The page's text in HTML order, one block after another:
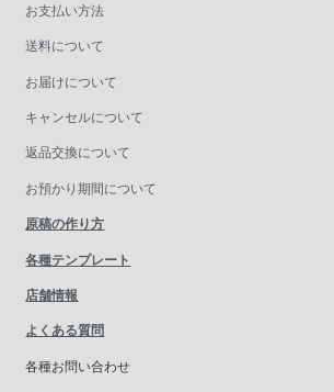
お支払い方法
送料について
お届けについて
キャンセルについて
返品交換について
お預かり期間について
原稿の作り方
各種テンプレート
店舗情報
よくある質問
各種お問い合わせ